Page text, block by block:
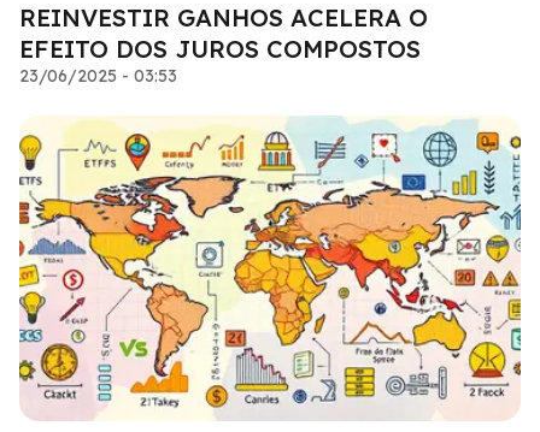
REINVESTIR GANHOS ACELERA O
EFEITO DOS JUROS COMPOSTOS
23/06/2025 - 03:53